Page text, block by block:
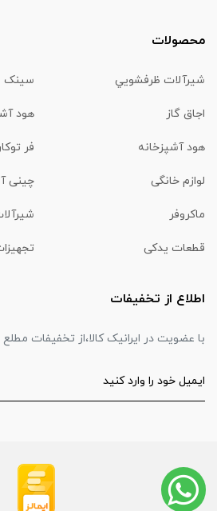
محصولات
شیرآلات ظرفشويي سینک
اجاق گاز هود
هود آشپزخانه فر
لوازم خانگی چینی
ماكروفر
قطعات یدکی
اطلاع از تخفیفات
با عضویت در ایرانیک کالا،از تخفیفات